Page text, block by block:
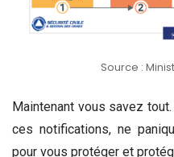
Source :
Maintenant vous savez
ces notifications, ne
pour vous protéger et